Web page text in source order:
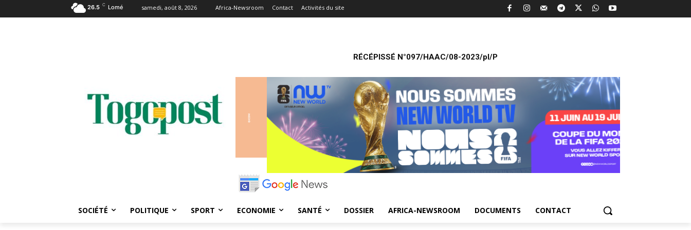
26.5 C Lomé samedi, août 8, 2026 Africa-Newsroom Contact Activités du site
RÉCÉPISSÉ N°097/HAAC/08-2023/pl/P
SOCIÉTÉ POLITIQUE SPORT ECONOMIE SANTÉ DOSSIER AFRICA-NEWSROOM DOCUMENTS CONTACT